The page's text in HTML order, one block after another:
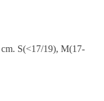
S(<17/19), M(17-